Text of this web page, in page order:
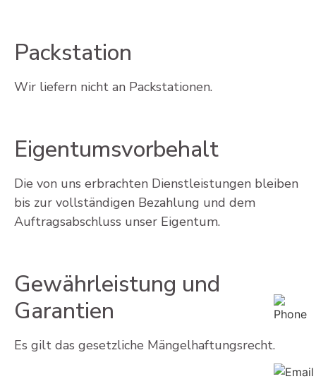
Packstation
Wir liefern nicht an Packstationen.
Eigentumsvorbehalt
Die von uns erbrachten Dienstleistungen bleiben
bis zur vollständigen Bezahlung und dem
Auftragsabschluss unser Eigentum.
Gewährleistung und
Garantien
Es gilt das gesetzliche Mängelhaftungsrecht.